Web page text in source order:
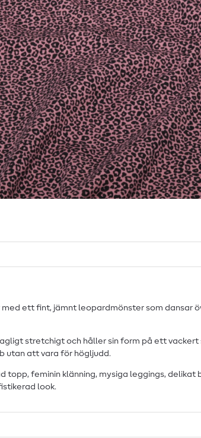
ett fint, jämnt leopardmönster som dansar
stretchigt och håller sin form på ett
utan att vara för högljudd.
topp, feminin klänning, mysiga leggings,
look.